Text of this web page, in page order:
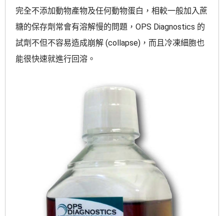
完全不添加動物產物及任何動物蛋白，相較一般加入蔗
糖的保存劑常會有溶解慢的問題，OPS Diagnostics 的
試劑不但不容易造成崩解 (collapse)，而且冷凍細胞也
能很快速就進行回溶。